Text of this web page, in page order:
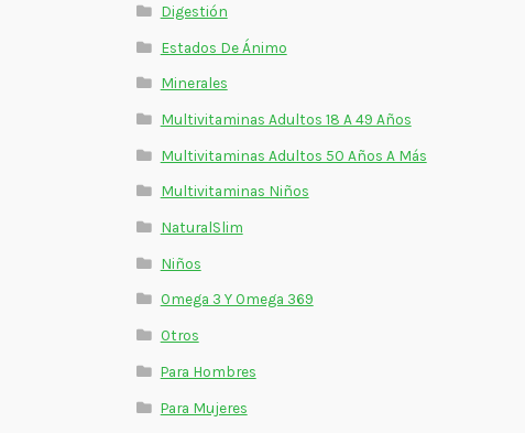
Digestión
Estados De Ánimo
Minerales
Multivitaminas Adultos 18 A 49 Años
Multivitaminas Adultos 50 Años A Más
Multivitaminas Niños
NaturalSlim
Niños
Omega 3 Y Omega 369
Otros
Para Hombres
Para Mujeres